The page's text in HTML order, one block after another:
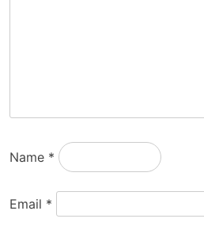
Name *
Email *